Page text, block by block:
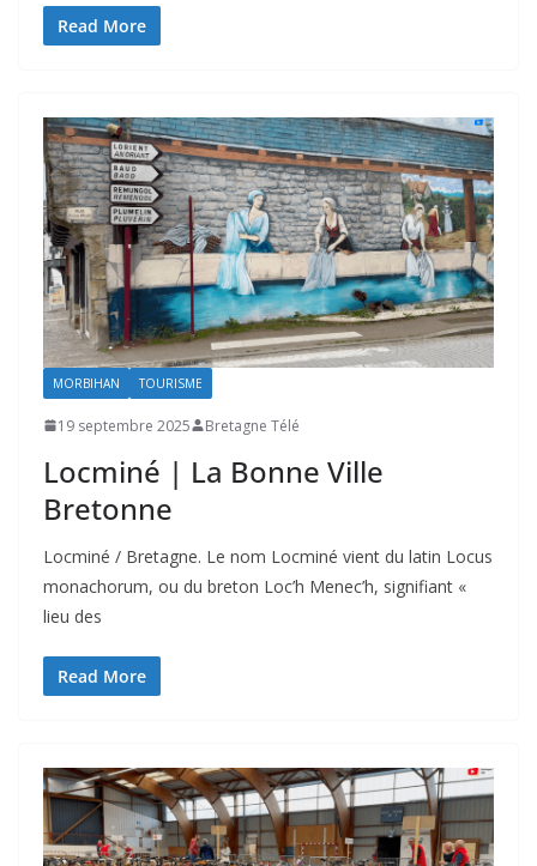
Read More
MORBIHAN TOURISME
19 septembre 2025 Bretagne Télé
Locminé | La Bonne Ville
Bretonne
Locminé / Bretagne. Le nom Locminé vient du latin Locus
monachorum, ou du breton Loc’h Menec’h, signifiant «
lieu des
Read More